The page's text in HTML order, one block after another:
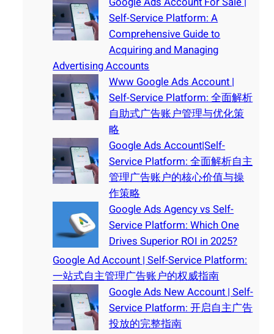
Self-Service Platform: A
Comprehensive Guide to
Acquiring and Managing
Advertising Accounts
Www Google Ads Account |
Self-Service Platform: 全面解析
自助式广告账户管理与优化策
略
Google Ads Account|Self-
Service Platform: 全面解析自主
管理广告账户的核心价值与操
作策略
Google Ads Agency vs Self-
Service Platform: Which One
Drives Superior ROI in 2025?
Google Ad Account | Self-Service Platform:
一站式自主管理广告账户的权威指南
Google Ads New Account | Self-
Service Platform: 开启自主广告
投放的完整指南